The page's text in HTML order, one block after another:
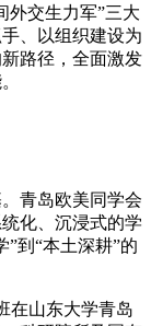
外交生力军”三大
、以组织建设为
路径，全面激发
青岛欧美同学会
化、沉浸式的学
到“本土深耕”的
山东大学青岛